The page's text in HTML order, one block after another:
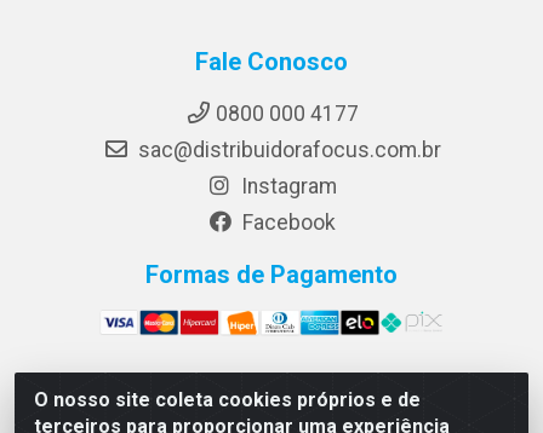
O nosso site coleta cookies próprios e de
terceiros para proporcionar uma experiência
Fale Conosco
0800 000 4177
sac@distribuidorafocus.com.br
Instagram
Facebook
Formas de Pagamento
Focus Distribuidora LTDA - Rua Republica Eslovaca, 1121